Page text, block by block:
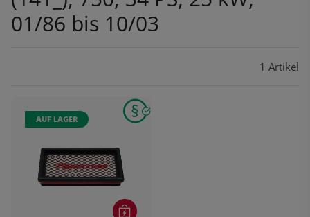
01/86 bis 10/03
1 Artikel
AUF LAGER